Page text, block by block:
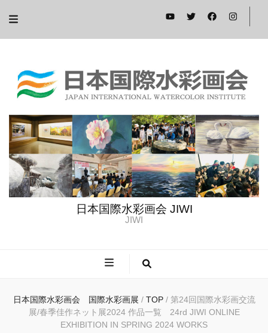
日本国際水彩画会 JIWI
JIWI
日本国際水彩画会 国際水彩画展 / TOP / 第24回国際水彩画交流
展/春季佳作ネット展2024 作品一覧 24rd JIWI ONLINE
EXHIBITION IN SPRING 2024 WORKS